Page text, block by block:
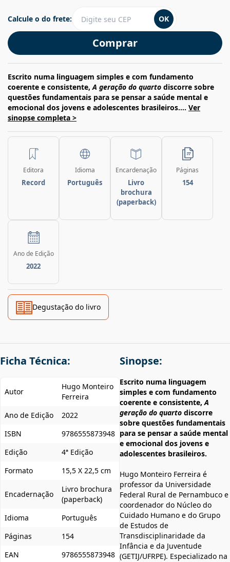
Comprar
Calcule o do frete: OK
Escrito numa linguagem simples e com fundamento
coerente e consistente,A geração do quarto discorre sobre
questões fundamentais para se pensar a saúde mental e
emocional dos jovens e adolescentes brasileiros.... Ver
sinopse completa >
Editora
Record
Idioma
Português
Encardenação
Livro
brochura
(paperback)
Páginas
154
Ano de Edição
2022
Degustação do livro
Ficha Técnica:
Autor
Hugo Monteiro
Ferreira
Ano de Edição
2022
ISBN
9786555873948
Edição
4ª Edição
Formato
15,5 X 22,5 cm
Encadernação
Livro brochura
(paperback)
Idioma
Português
Páginas
154
EAN
9786555873948
Sinopse:
Escrito numa linguagem
simples e com fundamento
coerente e consistente,A
geração do quarto discorre
sobre questões fundamentais
para se pensar a saúde mental
e emocional dos jovens e
adolescentes brasileiros.
Hugo Monteiro Ferreira é
professor da Universidade
Federal Rural de Pernambuco e
coordenador do Núcleo do
Cuidado Humano e do Grupo
de Estudos de
Transdisciplinaridade da
Infância e da Juventude
(GETIJ/UFRPE). Especializado na